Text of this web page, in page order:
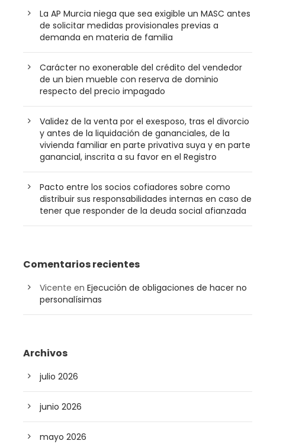
La AP Murcia niega que sea exigible un MASC antes
de solicitar medidas provisionales previas a
demanda en materia de familia
Carácter no exonerable del crédito del vendedor
de un bien mueble con reserva de dominio
respecto del precio impagado
Validez de la venta por el exesposo, tras el divorcio
y antes de la liquidación de gananciales, de la
vivienda familiar en parte privativa suya y en parte
ganancial, inscrita a su favor en el Registro
Pacto entre los socios cofiadores sobre como
distribuir sus responsabilidades internas en caso de
tener que responder de la deuda social afianzada
Comentarios recientes
Vicente enEjecución de obligaciones de hacer no
personalísimas
Archivos
julio 2026
junio 2026
mayo 2026